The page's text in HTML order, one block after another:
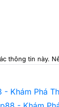
thông tin này.
- Khám Phá